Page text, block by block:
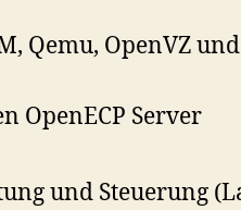
Qemu, OpenVZ und
OpenECP Server
und Steuerung